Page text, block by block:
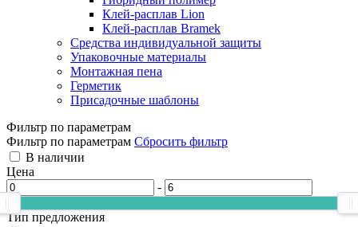
Клей-расплав Lion
Клей-расплав Bramek
Средства индивидуальной защиты
Упаковочные материалы
Монтажная пена
Герметик
Присадочные шаблоны
Фильтр по параметрам
Фильтр по параметрам Сбросить фильтр
В наличии
Цена
-
Тип предложения